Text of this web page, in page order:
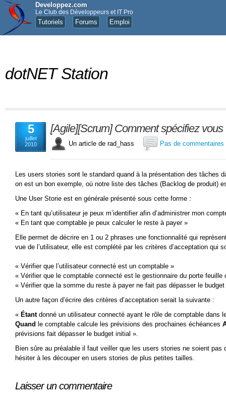
Developpez.com
Le Club des Développeurs et IT Pro
Tutoriels Forums Emploi
dotNET Station
5
juillet
2010
[Agile][Scrum] Comment spécifiez vous
Un article de rad_hass Pas de commentaires
Les users stories sont le standard quand à la présentation des tâches
on est un bon exemple, où notre liste des tâches (Backlog de produit)
Une User Storie est en générale présenté sous cette forme :
« En tant qu’utilisateur je peux m’identifier afin d’administrer mon
« En tant que comptable je peux calculer le reste à payer »
Elle permet de décrire en 1 ou 2 phrases une fonctionnalité qui
vue de l’utilisateur, elle est complété par les critères d’acceptation qui
« Vérifier que l’utilisateur connecté est un comptable »
« Vérifier que le comptable connecté est le gestionnaire du porte feuille
« Vérifier que la somme du reste à payer ne fait pas dépasser le
Un autre façon d’écrire des critères d’acceptation serait la suivante :
« Étant donné un utilisateur connecté ayant le rôle de comptable dans
Quand le comptable calcule les prévisions des prochaines échéances
prévisions fait dépasser le budget initial ».
Bien sûre au préalable il faut veiller que les users stories ne soient pas
hésiter à les découper en users stories de plus petites tailles.
Laisser un commentaire